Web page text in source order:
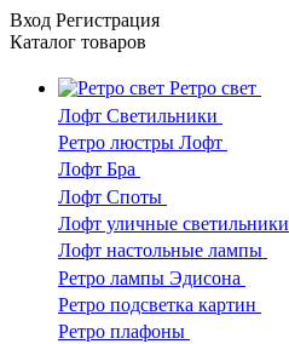
Вход Регистрация
Каталог товаров
Ретро свет
Лофт Светильники
Ретро люстры Лофт
Лофт Бра
Лофт Споты
Лофт уличные светильники
Лофт настольные лампы
Ретро лампы Эдисона
Ретро подсветка картин
Ретро плафоны